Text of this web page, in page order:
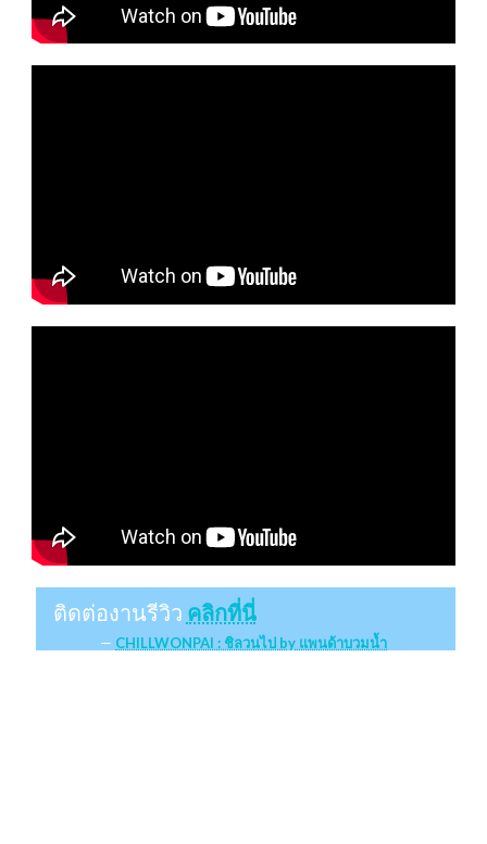
ติดต่องานรีวิว คลิกที่นี่
CHILLWONPAI : ชิลวนไป by แพนด้าบวมน้ำ